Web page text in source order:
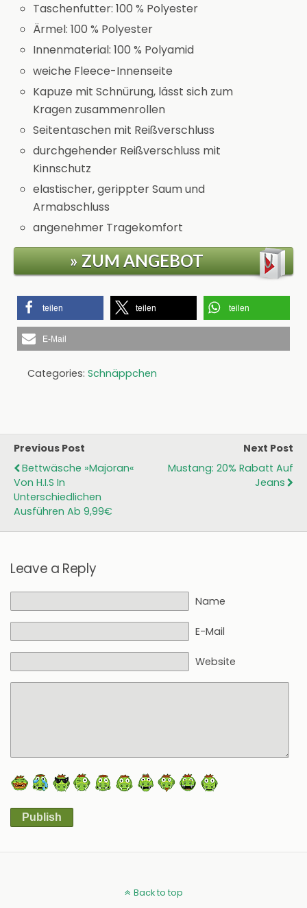
Taschenfutter: 100 % Polyester
Ärmel: 100 % Polyester
Innenmaterial: 100 % Polyamid
weiche Fleece-Innenseite
Kapuze mit Schnürung, lässt sich zum
Kragen zusammenrollen
Seitentaschen mit Reißverschluss
durchgehender Reißverschluss mit
Kinnschutz
elastischer, gerippter Saum und
Armabschluss
angenehmer Tragekomfort
» ZUM ANGEBOT
teilen teilen teilen
E-Mail
Categories: Schnäppchen
Previous Post
Bettwäsche »Majoran«
Von H.I.S In
Unterschiedlichen
Ausführen Ab 9,99€
Next Post
Mustang: 20% Rabatt Auf
Jeans
Leave a Reply
Name
E-Mail
Website
Publish
Back to top